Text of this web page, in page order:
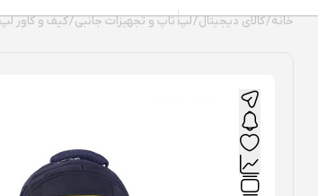
خانه/کالای دیجیتال/لپ تاپ و تجهیزات جانبی/کیف و کاور